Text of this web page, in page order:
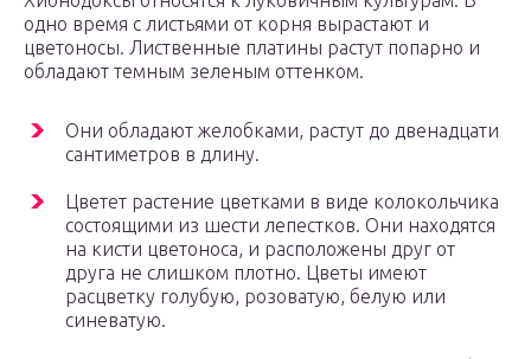
одно время с листьями от корня вырастают и
цветоносы. Лиственные платины растут попарно и
обладают темным зеленым оттенком.
Они обладают желобками, растут до двенадцати
сантиметров в длину.
Цветет растение цветками в виде колокольчика
состоящими из шести лепестков. Они находятся
на кисти цветоноса, и расположены друг от
друга не слишком плотно. Цветы имеют
расцветку голубую, розоватую, белую или
синеватую.